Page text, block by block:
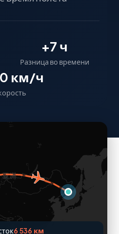
+7 ч
Разница во времени
км/ч
6 536 км